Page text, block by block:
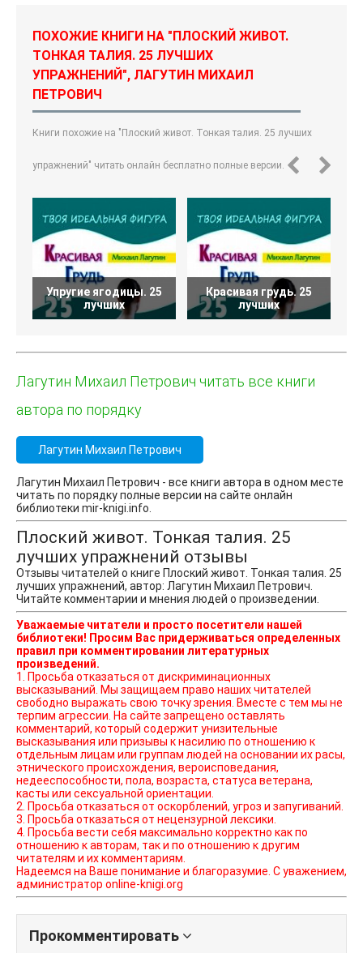
ПОХОЖИЕ КНИГИ НА "ПЛОСКИЙ ЖИВОТ.
ТОНКАЯ ТАЛИЯ. 25 ЛУЧШИХ
УПРАЖНЕНИЙ", ЛАГУТИН МИХАИЛ
ПЕТРОВИЧ
Книги похожие на "Плоский живот. Тонкая талия. 25 лучших
упражнений" читать онлайн бесплатно полные версии.
Упругие ягодицы. 25
лучших
Красивая грудь. 25
лучших
Лагутин Михаил Петрович читать все книги
автора по порядку
Лагутин Михаил Петрович
Лагутин Михаил Петрович - все книги автора в одном месте
читать по порядку полные версии на сайте онлайн
библиотеки mir-knigi.info.
Плоский живот. Тонкая талия. 25
лучших упражнений отзывы
Отзывы читателей о книге Плоский живот. Тонкая талия. 25
лучших упражнений, автор: Лагутин Михаил Петрович.
Читайте комментарии и мнения людей о произведении.
Уважаемые читатели и просто посетители нашей
библиотеки! Просим Вас придерживаться определенных
правил при комментировании литературных
произведений.
1. Просьба отказаться от дискриминационных
высказываний. Мы защищаем право наших читателей
свободно выражать свою точку зрения. Вместе с тем мы не
терпим агрессии. На сайте запрещено оставлять
комментарий, который содержит унизительные
высказывания или призывы к насилию по отношению к
отдельным лицам или группам людей на основании их расы,
этнического происхождения, вероисповедания,
недееспособности, пола, возраста, статуса ветерана,
касты или сексуальной ориентации.
2. Просьба отказаться от оскорблений, угроз и запугиваний.
3. Просьба отказаться от нецензурной лексики.
4. Просьба вести себя максимально корректно как по
отношению к авторам, так и по отношению к другим
читателям и их комментариям.
Надеемся на Ваше понимание и благоразумие. С уважением,
администратор online-knigi.org
Прокомментировать